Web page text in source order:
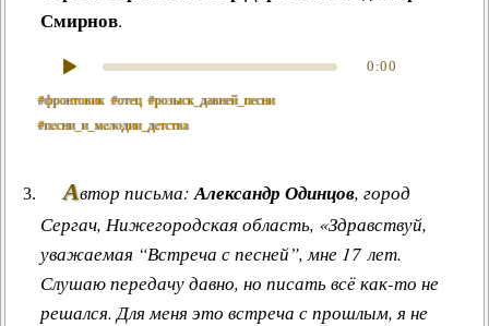
Смирнов.
0:00
#фронтовик #отец #розыск_давней_песни
#пeсни_и_мeлoдии_дeтствa
Автор письма:Александр Одинцов, город
Сергач, Нижегородская область, «Здравствуй,
уважаемая “Встреча с песней”, мне 17 лет.
Слушаю передачу давно, но писать всё как-то не
решался. Для меня это встреча с прошлым, я не